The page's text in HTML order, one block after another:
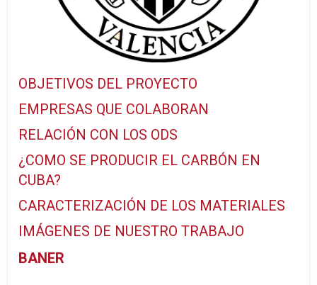
OBJETIVOS DEL PROYECTO
EMPRESAS QUE COLABORAN
RELACIÓN CON LOS ODS
¿COMO SE PRODUCIR EL CARBÓN EN
CUBA?
CARACTERIZACIÓN DE LOS MATERIALES
IMÁGENES DE NUESTRO TRABAJO
BANER